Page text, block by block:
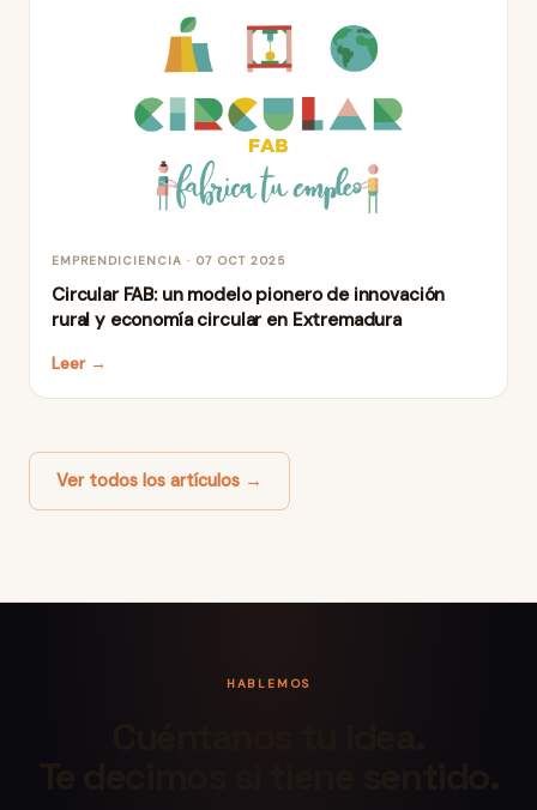
EMPRENDICIENCIA · 07 OCT 2025
Circular FAB: un modelo pionero de innovación
rural y economía circular en Extremadura
Leer →
Ver todos los artículos →
HABLEMOS